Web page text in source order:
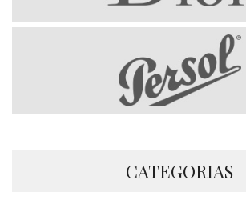
CATEGORIAS